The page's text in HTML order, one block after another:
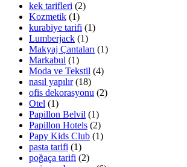
kek tarifleri (2)
Kozmetik (1)
kurabiye tarifi (1)
Lumberjack (1)
Makyaj Çantaları (1)
Markabul (1)
Moda ve Tekstil (4)
nasıl yapılır(18)
ofis dekorasyonu (2)
Otel (1)
Papillon Belvil (1)
Papillon Hotels (2)
Papy Kids Club (1)
pasta tarifi (1)
poğaça tarifi (2)